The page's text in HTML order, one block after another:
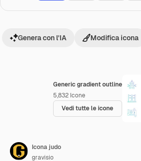
Generic gradient outline
5,832 Icone
Vedi tutte le icone
Genera con l'IA Modifica icona
Icona judo
gravisio